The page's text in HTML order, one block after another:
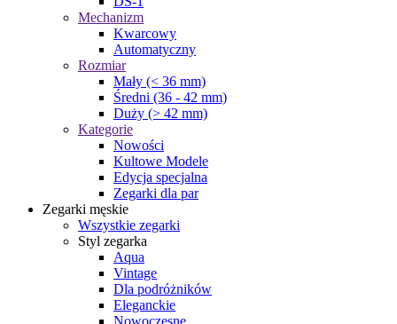
Mechanizm
Kwarcowy
Automatyczny
Rozmiar
Mały (< 36 mm)
Średni (36 - 42 mm)
Duży (> 42 mm)
Kategorie
Nowości
Kultowe Modele
Edycja specjalna
Zegarki dla par
Zegarki męskie
Wszystkie zegarki
Styl zegarka
Aqua
Vintage
Dla podróżników
Eleganckie
Nowoczesne